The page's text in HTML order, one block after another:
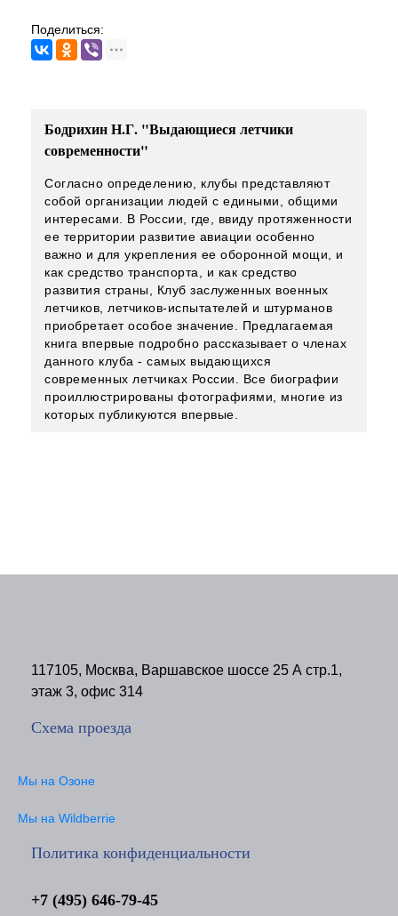
Поделиться:
Бодрихин Н.Г. "Выдающиеся летчики
современности"
Согласно определению, клубы представляют
собой организации людей с едиными, общими
интересами. В России, где, ввиду протяженности
ее территории развитие авиации особенно
важно и для укрепления ее оборонной мощи, и
как средство транспорта, и как средство
развития страны, Клуб заслуженных военных
летчиков, летчиков-испытателей и штурманов
приобретает особое значение. Предлагаемая
книга впервые подробно рассказывает о членах
данного клуба - самых выдающихся
современных летчиках России. Все биографии
проиллюстрированы фотографиями, многие из
которых публикуются впервые.
117105, Москва, Варшавское шоссе 25 А стр.1,
этаж 3, офис 314
Схема проезда
Мы на Озоне
Мы на Wildberrie
Политика конфиденциальности
+7 (495) 646-79-45